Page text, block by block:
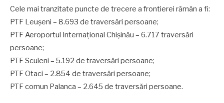
Cele mai tranzitate puncte de trecere a frontierei rămân a fi:
PTF Leușeni – 8.693 de traversări persoane;
PTF Aeroportul Internațional Chișinău – 6.717 traversări
persoane;
PTF Sculeni – 5.192 de traversări persoane;
PTF Otaci – 2.854 de traversări persoane;
PTF comun Palanca – 2.645 de traversări persoane.